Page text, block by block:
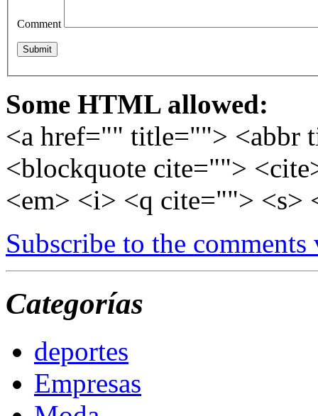
Comment
Some HTML allowed:
<a href="" title=""> <abbr
<blockquote cite="">
<em> <i> <q cite=""> <s>
Subscribe to the comments
Categorías
deportes
Empresas